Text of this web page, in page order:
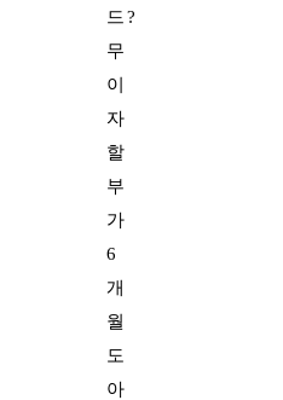
드?
무
이
자
할
부
가
6
개
월
도
아